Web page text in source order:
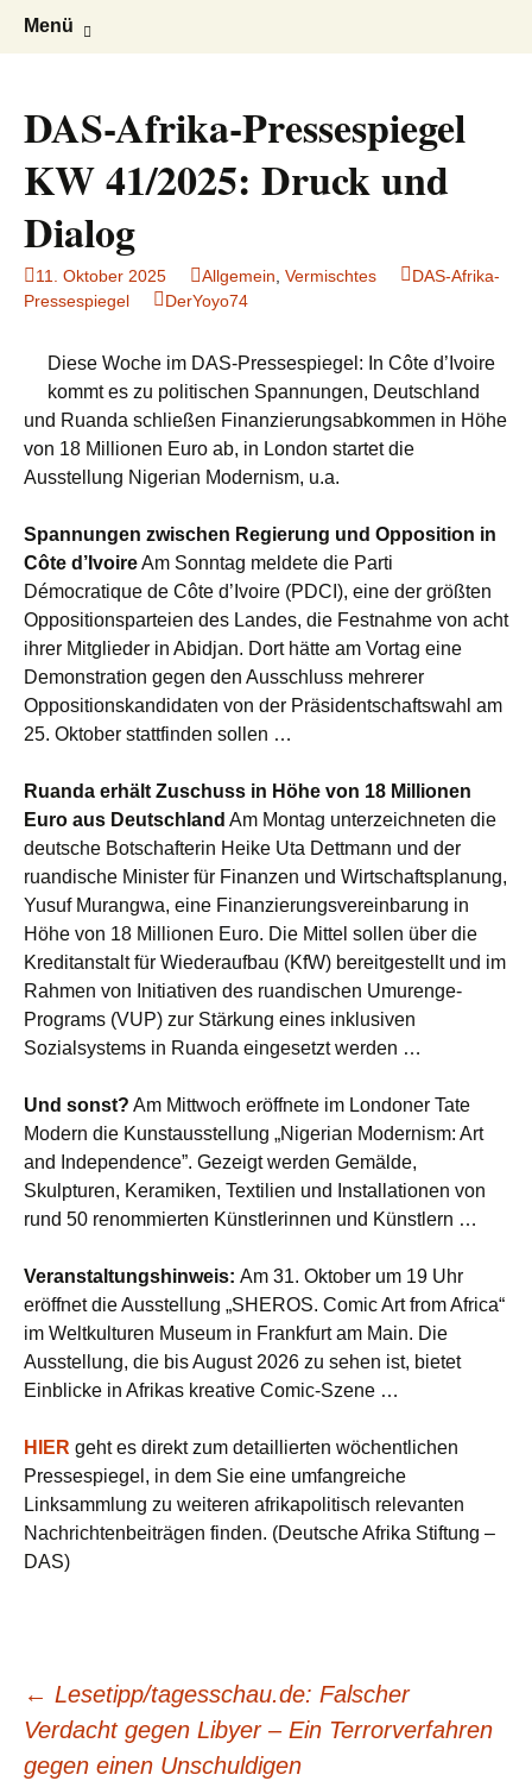
AFRICA live
Seit 1998: Aktuelles aus und mit Bezug
zu Afrika
Menü
DAS-Afrika-Pressespiegel
KW 41/2025: Druck und
Dialog
11. Oktober 2025 Allgemein Vermischtes
DAS-Afrika-
Pressespiegel
DerYoyo74
Diese Woche im DAS-Pressespiegel: In Côte d’Ivoire
kommt es zu politischen Spannungen, Deutschland
und Ruanda schließen Finanzierungsabkommen in Höhe
von 18 Millionen Euro ab, in London startet die
Ausstellung Nigerian Modernism, u.a.
Spannungen zwischen Regierung und Opposition in
Côte d’IvoireAm Sonntag meldete die Parti
Démocratique de Côte d’Ivoire (PDCI), eine der größten
Oppositionsparteien des Landes, die Festnahme von acht
ihrer Mitglieder in Abidjan. Dort hätte am Vortag eine
Demonstration gegen den Ausschluss mehrerer
Oppositionskandidaten von der Präsidentschaftswahl am
25. Oktober stattfinden sollen …
Ruanda erhält Zuschuss in Höhe von 18 Millionen
Euro aus Deutschland Am Montag unterzeichneten die
deutsche Botschafterin Heike Uta Dettmann und der
ruandische Minister für Finanzen und Wirtschaftsplanung,
Yusuf Murangwa, eine Finanzierungsvereinbarung in
Höhe von 18 Millionen Euro. Die Mittel sollen über die
Kreditanstalt für Wiederaufbau (KfW) bereitgestellt und im
Rahmen von Initiativen des ruandischen Umurenge-
Programs (VUP) zur Stärkung eines inklusiven
Sozialsystems in Ruanda eingesetzt werden …
Und sonst? Am Mittwoch eröffnete im Londoner Tate
Modern die Kunstausstellung „Nigerian Modernism: Art
and Independence”. Gezeigt werden Gemälde,
Skulpturen, Keramiken, Textilien und Installationen von
rund 50 renommierten Künstlerinnen und Künstlern …
Veranstaltungshinweis: Am 31. Oktober um 19 Uhr
eröffnet die Ausstellung „SHEROS. Comic Art from Africa“
im Weltkulturen Museum in Frankfurt am Main. Die
Ausstellung, die bis August 2026 zu sehen ist, bietet
Einblicke in Afrikas kreative Comic-Szene …
HIER geht es direkt zum detaillierten wöchentlichen
Pressespiegel, in dem Sie eine umfangreiche
Linksammlung zu weiteren afrikapolitisch relevanten
Nachrichtenbeiträgen finden. (Deutsche Afrika Stiftung –
DAS)
Beitragsnavigation
← Lesetipp/tagesschau.de: Falscher
Verdacht gegen Libyer – Ein Terrorverfahren
gegen einen Unschuldigen